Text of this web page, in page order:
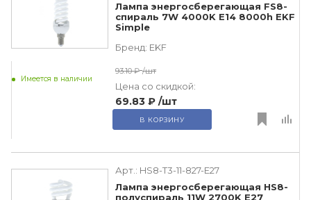
Лампа энергосберегающая FS8-
спираль 7W 4000K E14 8000h EKF
Simple
Бренд: EKF
Имеется в наличии
93.10 ₽ /шт
Цена со скидкой:
69.83 ₽ /шт
В КОРЗИНУ
Арт.: HS8-T3-11-827-E27
Лампа энергосберегающая HS8-
полуспираль 11W 2700K E27